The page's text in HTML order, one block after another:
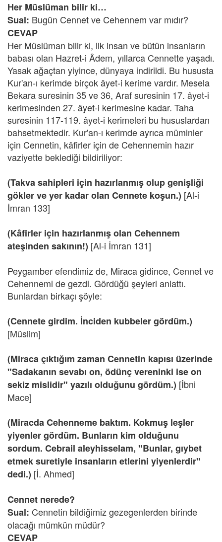
Her Müslüman bilir ki…
Sual: Bugün Cennet ve Cehennem var mıdır?
CEVAP
Her Müslüman bilir ki, ilk insan ve bütün insanların
babası olan Hazret-i Âdem, yıllarca Cennette yaşadı.
Yasak ağaçtan yiyince, dünyaya indirildi. Bu hususta
Kur'an-ı kerimde birçok âyet-i kerime vardır. Mesela
Bekara suresinin 35 ve 36, Araf suresinin 17. âyet-i
kerimesinden 27. âyet-i kerimesine kadar. Taha
suresinin 117-119. âyet-i kerimeleri bu hususlardan
bahsetmektedir. Kur'an-ı kerimde ayrıca müminler
için Cennetin, kâfirler için de Cehennemin hazır
vaziyette beklediği bildiriliyor:
(Takva sahipleri için hazırlanmış olup genişliği
gökler ve yer kadar olan Cennete koşun.) [Al-i
İmran 133]
(Kâfirler için hazırlanmış olan Cehennem
ateşinden sakının!) [Al-i İmran 131]
Peygamber efendimiz de, Miraca gidince, Cennet ve
Cehennemi de gezdi. Gördüğü şeyleri anlattı.
Bunlardan birkaçı şöyle:
(Cennete girdim. İnciden kubbeler gördüm.)
[Müslim]
(Miraca çıktığım zaman Cennetin kapısı üzerinde
"Sadakanın sevabı on, ödünç vereninki ise on
sekiz mislidir" yazılı olduğunu gördüm.) [İbni
Mace]
(Miracda Cehenneme baktım. Kokmuş leşler
yiyenler gördüm. Bunların kim olduğunu
sordum. Cebrail aleyhisselam, "Bunlar, gıybet
etmek suretiyle insanların etlerini yiyenlerdir"
dedi.) [İ. Ahmed]
Cennet nerede?
Sual: Cennetin bildiğimiz gezegenlerden birinde
olacağı mümkün müdür?
CEVAP